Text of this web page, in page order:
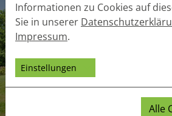
Informationen zu Cookies auf
Sie in unserer
Impressum.
Einstellungen
Alle